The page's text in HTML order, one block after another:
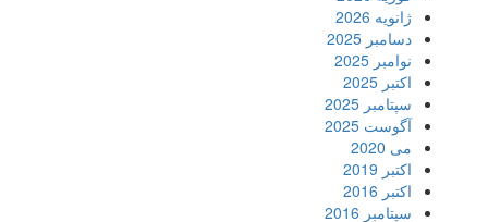
ژانویه 2026
دسامبر 2025
نوامبر 2025
اکتبر 2025
سپتامبر 2025
آگوست 2025
می 2020
اکتبر 2019
اکتبر 2016
سپتامبر 2016